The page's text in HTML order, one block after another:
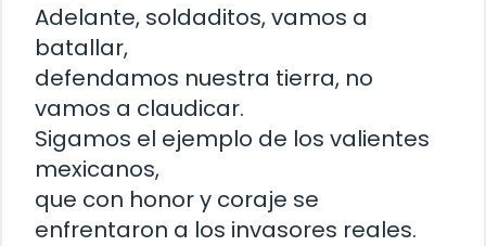
Adelante, soldaditos, vamos a
batallar,
defendamos nuestra tierra, no
vamos a claudicar.
Sigamos el ejemplo de los valientes
mexicanos,
que con honor y coraje se
enfrentaron a los invasores reales.